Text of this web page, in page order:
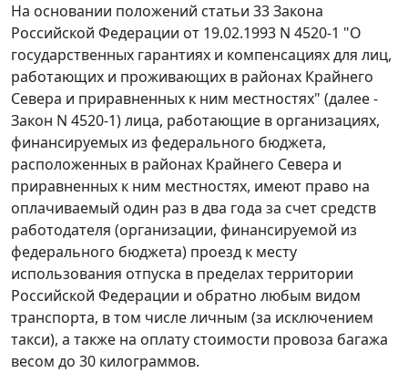
На основании положений статьи 33 Закона
Российской Федерации от 19.02.1993 N 4520-1 "О
государственных гарантиях и компенсациях для лиц,
работающих и проживающих в районах Крайнего
Севера и приравненных к ним местностях" (далее -
Закон N 4520-1) лица, работающие в организациях,
финансируемых из федерального бюджета,
расположенных в районах Крайнего Севера и
приравненных к ним местностях, имеют право на
оплачиваемый один раз в два года за счет средств
работодателя (организации, финансируемой из
федерального бюджета) проезд к месту
использования отпуска в пределах территории
Российской Федерации и обратно любым видом
транспорта, в том числе личным (за исключением
такси), а также на оплату стоимости провоза багажа
весом до 30 килограммов.